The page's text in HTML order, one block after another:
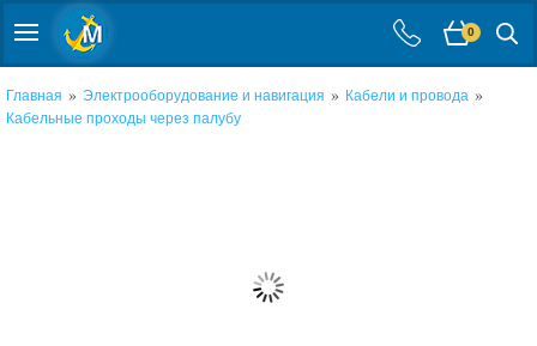
0
Главная » Электрооборудование и навигация » Кабели и провода »
Кабельные проходы через палубу